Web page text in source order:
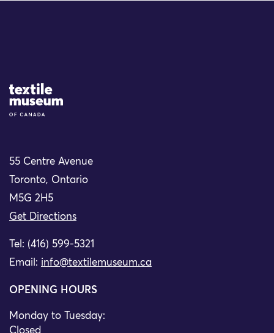
Site Logo
55 Centre Avenue
Toronto, Ontario
M5G 2H5
Get Directions
Tel: (416) 599-5321
Email: info@textilemuseum.ca
OPENING HOURS
Monday to Tuesday: